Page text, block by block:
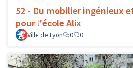
52 - Du mobilier ingénieux
pour l'école Alix
Ville de Lyon 0 0